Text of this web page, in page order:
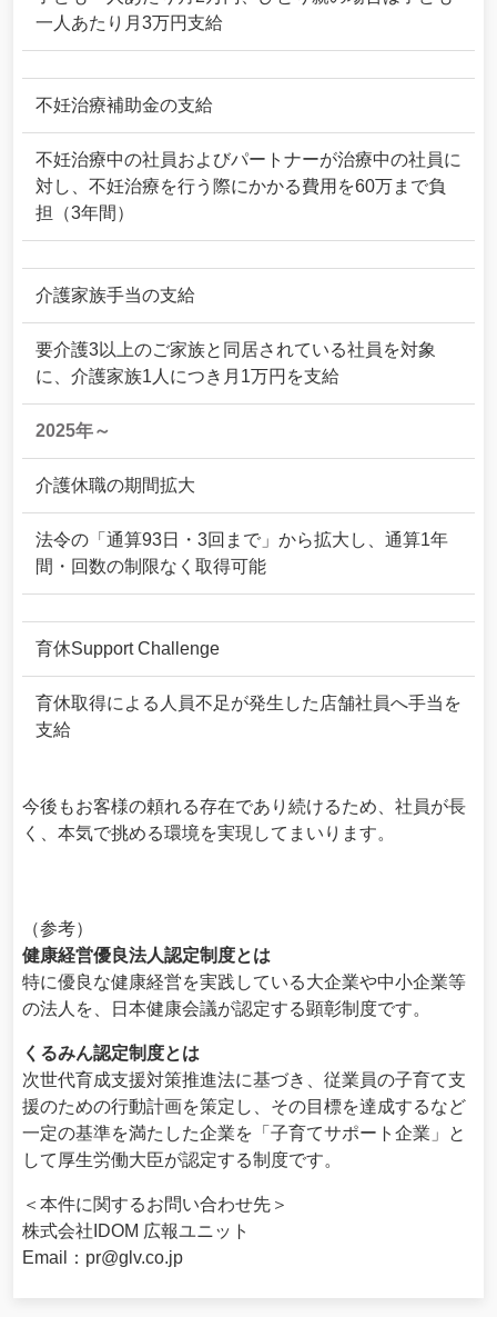
一人あたり月3万円支給
不妊治療補助金の支給
不妊治療中の社員およびパートナーが治療中の社員に
対し、不妊治療を行う際にかかる費用を60万まで負
担（3年間）
介護家族手当の支給
要介護3以上のご家族と同居されている社員を対象
に、介護家族1人につき月1万円を支給
2025年～
介護休職の期間拡大
法令の「通算93日・3回まで」から拡大し、通算1年
間・回数の制限なく取得可能
育休Support Challenge
育休取得による人員不足が発生した店舗社員へ手当を
支給
今後もお客様の頼れる存在であり続けるため、社員が長
く、本気で挑める環境を実現してまいります。
（参考）
健康経営優良法人認定制度とは
特に優良な健康経営を実践している大企業や中小企業等
の法人を、日本健康会議が認定する顕彰制度です。
くるみん認定制度とは
次世代育成支援対策推進法に基づき、従業員の子育て支
援のための行動計画を策定し、その目標を達成するなど
一定の基準を満たした企業を「子育てサポート企業」と
して厚生労働大臣が認定する制度です。
＜本件に関するお問い合わせ先＞
株式会社IDOM 広報ユニット
Email：pr@glv.co.jp